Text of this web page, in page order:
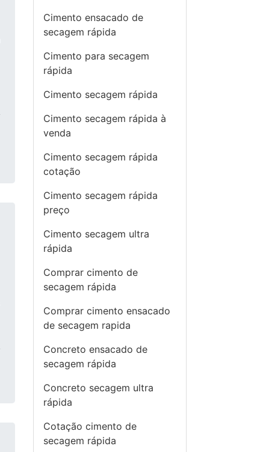
Cimento ensacado de
secagem rápida
Cimento para secagem
rápida
Cimento secagem rápida
Cimento secagem rápida à
venda
Cimento secagem rápida
cotação
Cimento secagem rápida
preço
Cimento secagem ultra
rápida
Comprar cimento de
secagem rápida
Comprar cimento ensacado
de secagem rapida
Concreto ensacado de
secagem rápida
Concreto secagem ultra
rápida
Cotação cimento de
secagem rápida